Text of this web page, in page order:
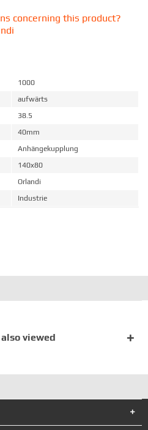
concerning this product?
1000
aufwärts
38.5
40mm
Anhängekupplung
140x80
Orlandi
Industrie
viewed